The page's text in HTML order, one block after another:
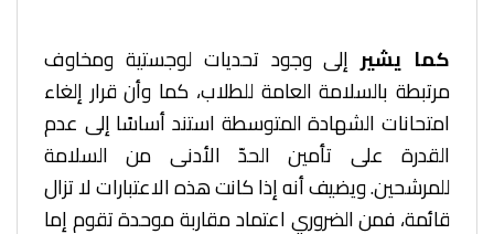
كما يشيرإلى وجود تحديات لوجستية ومخاوف
مرتبطة بالسلامة العامة للطلاب، كما وأن قرار إلغاء
امتحانات الشهادة المتوسطة استند أساسًا إلى عدم
القدرة على تأمين الحدّ الأدنى من السلامة
للمرشحين. ويضيف أنه إذا كانت هذه الاعتبارات لا تزال
قائمة، فمن الضروري اعتماد مقاربة موحدة تقوم إما